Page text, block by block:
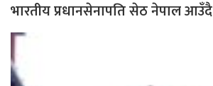
भारतीय प्रधानसेनापति सेठ नेपाल आउँदै